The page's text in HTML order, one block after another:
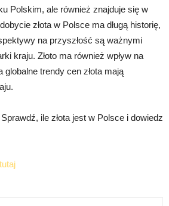
Polskim, ale również znajduje się w
złota w Polsce ma długą historię,
na przyszłość są ważnymi
kraju. Złoto ma również wpływ na
globalne trendy cen złota mają
ile złota jest w Polsce i dowiedz